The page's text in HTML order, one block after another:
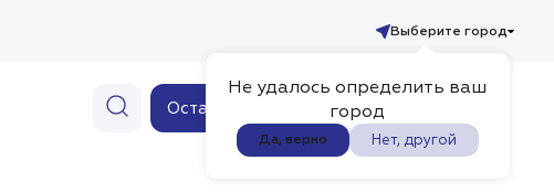
Не удалось определить ваш
город
Да, верно Нет, другой
Выберите город
Оставить заявку 0